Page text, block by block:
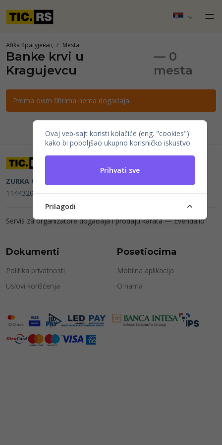
Afiša Крагујевац Mesta
Banke krvi u
Kragujevcu
— 0
mesta
Prema ovim filtrima nema događaja.
ZURKA CE BITI DOO
114432064, MB 22023195,mail@tic.rs, +381 63 173 3142
Servis za organizatore događaja i prodaju karata —Evenda.io
Dokumenti
Politika privatnosti
Uslovi korišćenja
Posetiocima
Mobilna aplikacija
O nama
Ovaj veb-sajt koristi kolačiće (eng. "cookies")
kako bi poboljšao ukupno korisničko iskustvo.
Prihvati sve
Prilagodi